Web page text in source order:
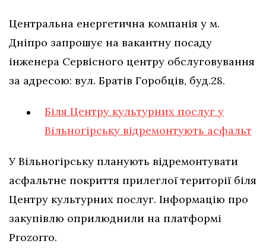
Центральна енергетична компанія у м.
Дніпро запрошує на вакантну посаду
інженера Сервісного центру обслуговування
за адресою: вул. Братів Горобців, буд.28.
Біля Центру культурних послуг у
Вільногірську відремонтують асфальт
У Вільногірську планують відремонтувати
асфальтне покриття прилеглої території біля
Центру культурних послуг. Інформацію про
закупівлю оприлюднили на платформі
Prozorro.